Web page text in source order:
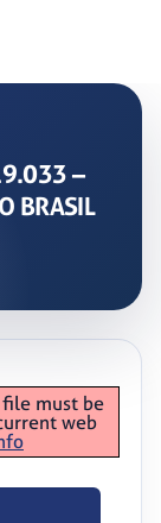
–
BRASIL
file must be
web